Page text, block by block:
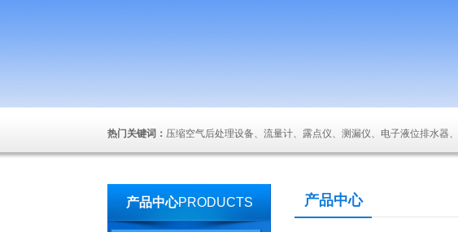
热门关键词： 压缩空气后处理设备、流量计、露点仪、测漏仪、电子液位排水器
产品中心PRODUCTS 产品中心